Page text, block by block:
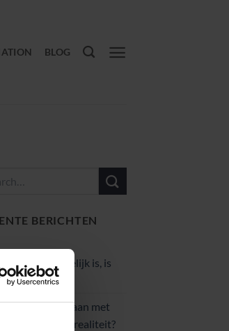
BLOG
BERICHTEN
alles wat wenselijk is, is
tegengaan met
data: mythe of realiteit?